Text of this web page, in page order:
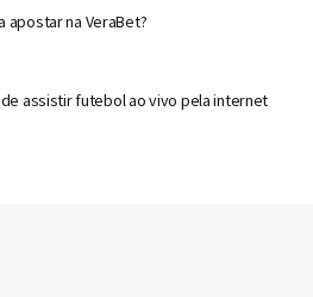
apostar na VeraBet?
assistir futebol ao vivo pela internet